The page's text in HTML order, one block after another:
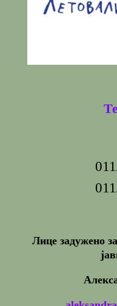
Лице задужено